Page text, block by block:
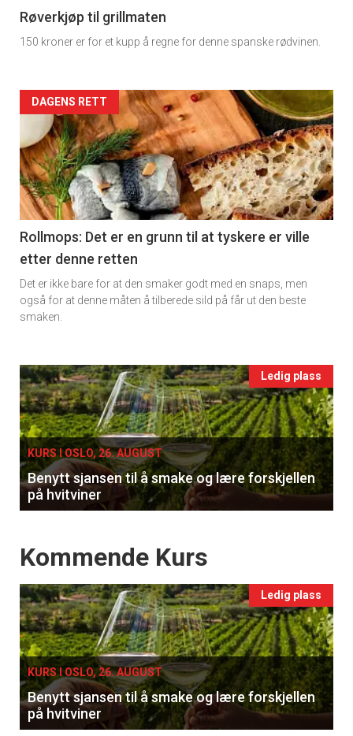
×
Apéritif
Vi tilbyr flere ukentlige nyhetsbrev. Du
kan fritt velge hvilke du ønsker å få
tilsendt.
Registrer deg
11
Dagens
rett
2
Røverkjøp til grillmaten
150 kroner er for et kupp å regne for denne spanske rødvinen.
Artikler
detail
-
section
11
Ukens
vin
DAGENS RETT
Rollmops: Det er en grunn til at tyskere er ville
etter denne retten
Det er ikke bare for at den smaker godt med en snaps, men
også for at denne måten å tilberede sild på får ut den beste
smaken.
Events
single
Ledig plass
KURS I OSLO, 26. AUGUST
Benytt sjansen til å smake og lære forskjellen
på hvitviner
Events
Kommende Kurs
Ledig plass
KURS I OSLO, 26. AUGUST
Benytt sjansen til å smake og lære forskjellen
på hvitviner